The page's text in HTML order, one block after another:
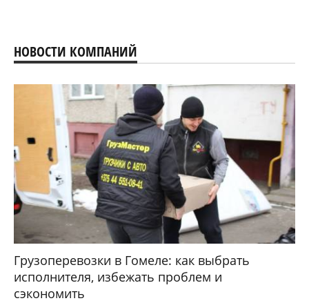
НОВОСТИ КОМПАНИЙ
Грузоперевозки в Гомеле: как выбрать
исполнителя, избежать проблем и
сэкономить